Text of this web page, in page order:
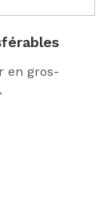
en gros-